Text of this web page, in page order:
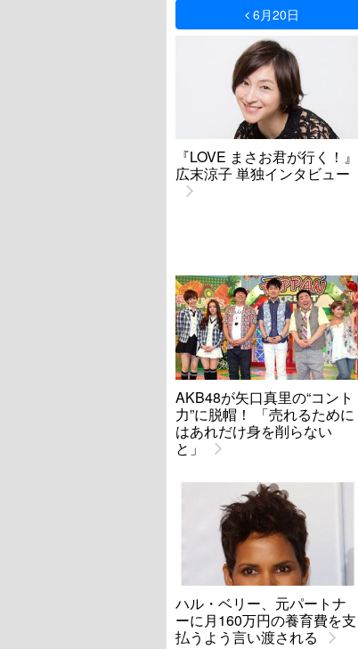
6月20日
『LOVE まさお君が行く！』
広末涼子 単独インタビュー
AKB48が矢口真里の“コント
力”に脱帽！ 「売れるために
はあれだけ身を削らない
と」
ハル・ベリー、元パートナ
ーに月160万円の養育費を支
払うよう言い渡される